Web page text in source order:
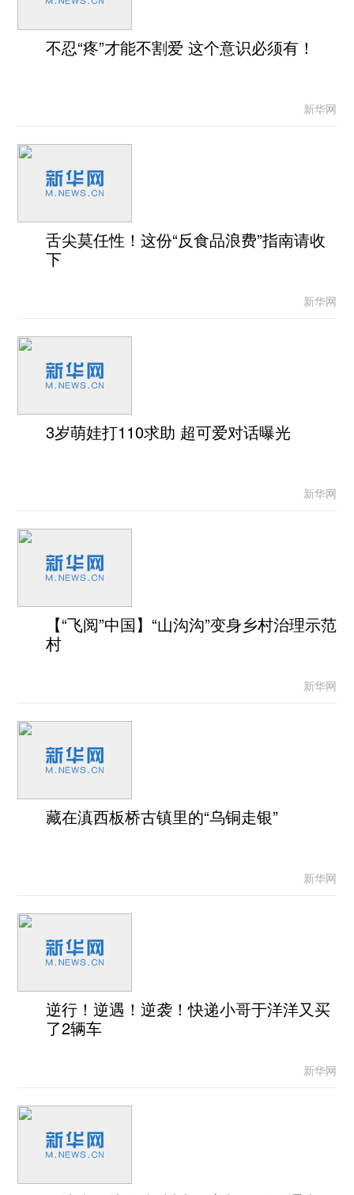
不忍“疼”才能不割爱 这个意识必须有！
新华网
舌尖莫任性！这份“反食品浪费”指南请收
下
新华网
3岁萌娃打110求助 超可爱对话曝光
新华网
【“飞阅”中国】“山沟沟”变身乡村治理示范
村
新华网
藏在滇西板桥古镇里的“乌铜走银”
新华网
逆行！逆遇！逆袭！快递小哥于洋洋又买
了2辆车
新华网